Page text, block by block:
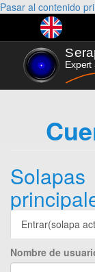
Pasar al contenido
Solapas
Entrar(solapa
Nombre de